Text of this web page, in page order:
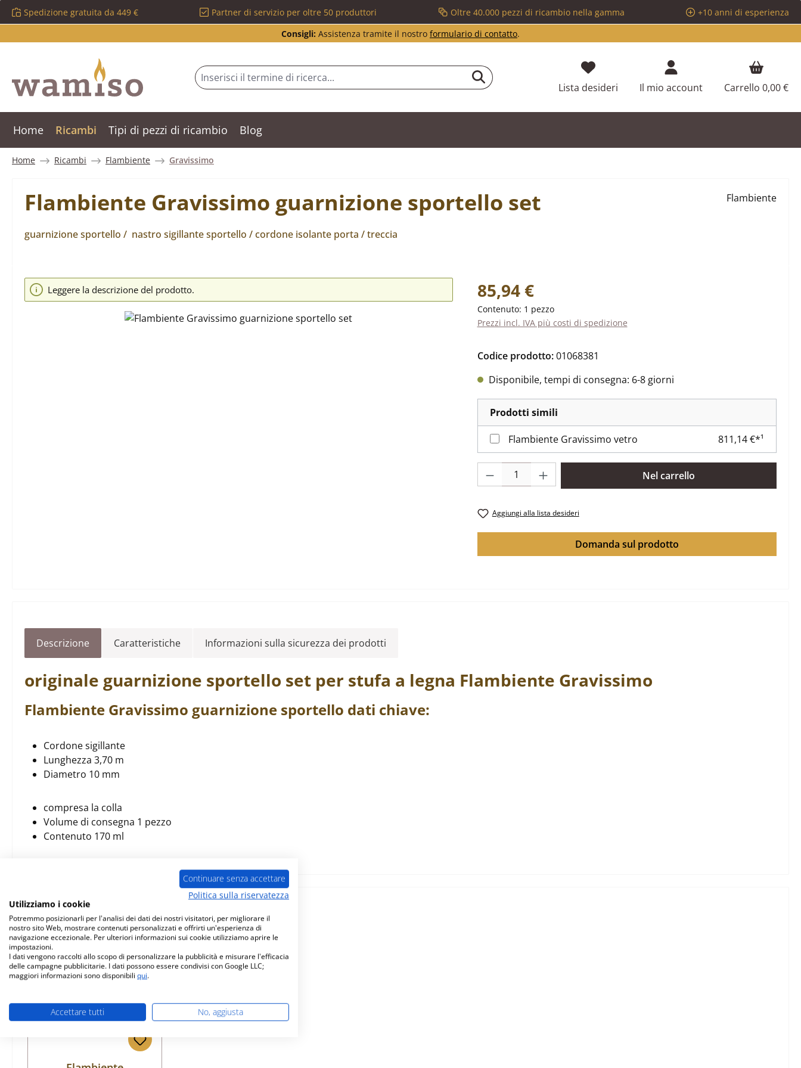
al contenuto principale
Salta alla ricerca
Passa alla navigazione principale
Spedizione gratuita da 449 € Partner di servizio per oltre 50 produttori Oltre 40.000 pezzi di ricambio nella gamma
+10 anni di esperienza
Consigli: Assistenza tramite il nostro formulario di contatto.
Lista desideri Hai 0 articoli nella lista dei desideri
Il mio account Carrello 0,00 €
Home Ricambi Tipi di pezzi di ricambio Blog
Home Ricambi Flambiente Gravissimo
Flambiente Gravissimo guarnizione sportello set
guarnizione sportello / nastro sigillante sportello / cordone isolante porta / treccia
Flambiente
Salta la galleria di immagini
Leggere la descrizione del prodotto. Prezzo normale:
85,94 €
Contenuto: 1 pezzo
Prezzi incl. IVA più costi di spedizione
Codice prodotto:01068381
Disponibile, tempi di consegna: 6-8 giorni
Prodotti simili
Flambiente Gravissimo vetro 811,14 €*¹
Quantità del prodotto: inserisci la quantità desiderata o usa i pulsanti per
Nel carrello
Aggiungi alla lista desideri
Domanda sul prodotto
Descrizione Caratteristiche Informazioni sulla sicurezza dei prodotti
originale guarnizione sportello set per stufa a legna Flambiente Gravissimo
Flambiente Gravissimo guarnizione sportello dati chiave:
Cordone sigillante
Lunghezza 3,70 m
Diametro 10 mm
compresa la colla
Volume di consegna 1 pezzo
Contenuto 170 ml
Prodotti simili
Salta la galleria dei prodotti
Continuare senza accettare
Politica sulla riservatezza
Utilizziamo i cookie
Potremmo posizionarli per l'analisi dei dati dei nostri visitatori, per migliorare il
nostro sito Web, mostrare contenuti personalizzati e offrirti un'esperienza di
navigazione eccezionale. Per ulteriori informazioni sui cookie utilizziamo aprire le
impostazioni.
I dati vengono raccolti allo scopo di personalizzare la pubblicità e misurare l'efficacia
delle campagne pubblicitarie. I dati possono essere condivisi con Google LLC;
maggiori informazioni sono disponibili qui.
Accettare tutti No, aggiusta